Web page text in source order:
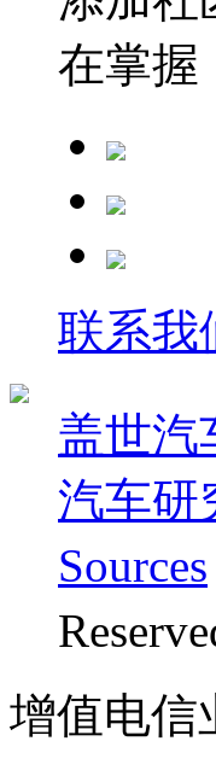
在掌握
联系我
盖世汽
汽车研
Sources
增值电信